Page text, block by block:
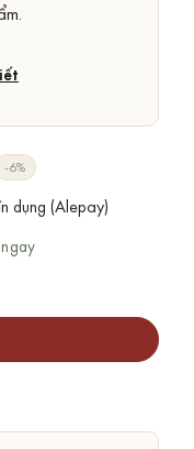
₫.
₫.
-6%
dụng (Alepay)